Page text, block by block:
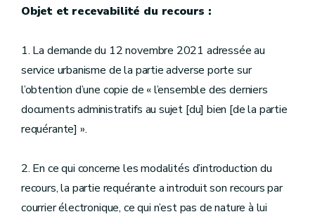
Objet et recevabilité du recours :
1. La demande du 12 novembre 2021 adressée au
service urbanisme de la partie adverse porte sur
l’obtention d’une copie de « l’ensemble des derniers
documents administratifs au sujet [du] bien [de la partie
requérante] ».
2. En ce qui concerne les modalités d’introduction du
recours, la partie requérante a introduit son recours par
courrier électronique, ce qui n’est pas de nature à lui